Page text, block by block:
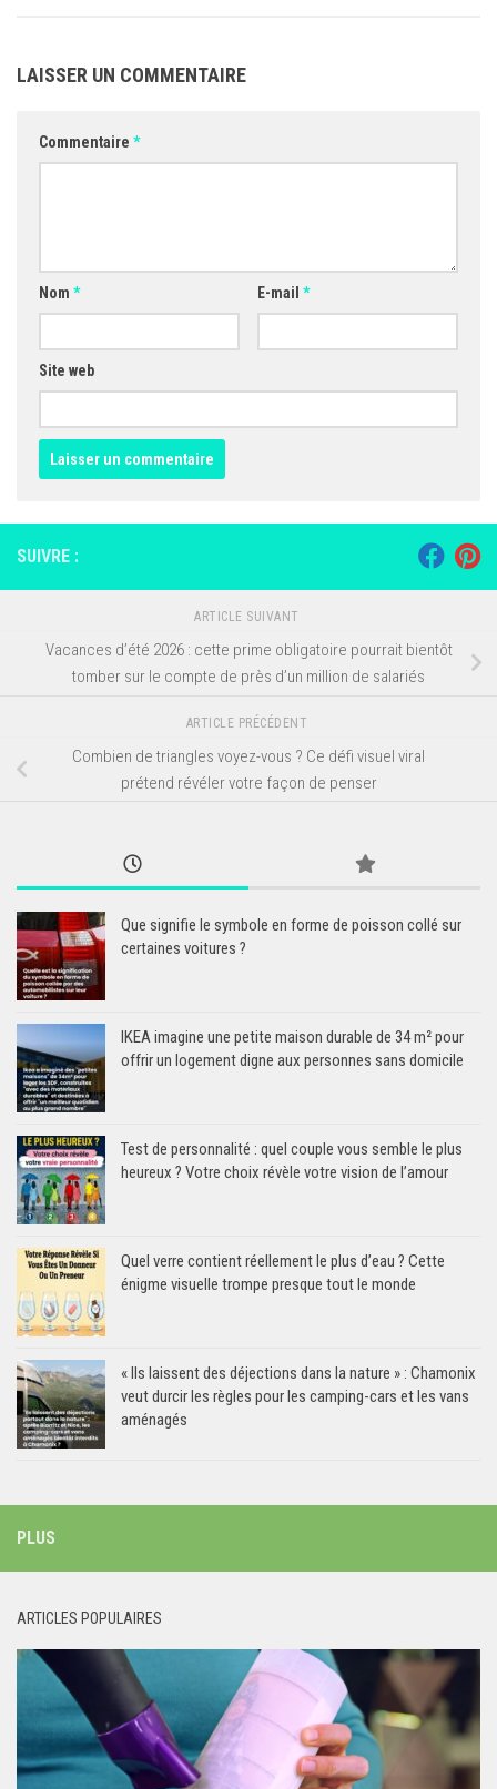
LAISSER UN COMMENTAIRE
Commentaire *
Nom * E-mail *
Site web
SUIVRE :
ARTICLE SUIVANT
Vacances d’été 2026 : cette prime obligatoire pourrait bientôt
tomber sur le compte de près d’un million de salariés
ARTICLE PRÉCÉDENT
Combien de triangles voyez-vous ? Ce défi visuel viral
prétend révéler votre façon de penser
Que signifie le symbole en forme de poisson collé sur
certaines voitures ?
IKEA imagine une petite maison durable de 34 m² pour
offrir un logement digne aux personnes sans domicile
Test de personnalité : quel couple vous semble le plus
heureux ? Votre choix révèle votre vision de l’amour
Quel verre contient réellement le plus d’eau ? Cette
énigme visuelle trompe presque tout le monde
« Ils laissent des déjections dans la nature » : Chamonix
veut durcir les règles pour les camping-cars et les vans
aménagés
PLUS
ARTICLES POPULAIRES